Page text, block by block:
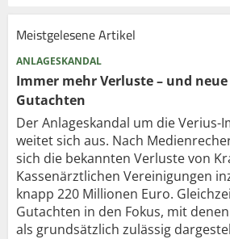
Meistgelesene Artikel
ANLAGESKANDAL
Immer mehr Verluste – und neue
Gutachten
Der Anlageskandal um die Verius-
weitet sich aus. Nach
sich die bekannten Verluste von
Kassenärztlichen Vereinigungen
knapp 220 Millionen Euro.
Gutachten in den Fokus, mit
als grundsätzlich zulässig